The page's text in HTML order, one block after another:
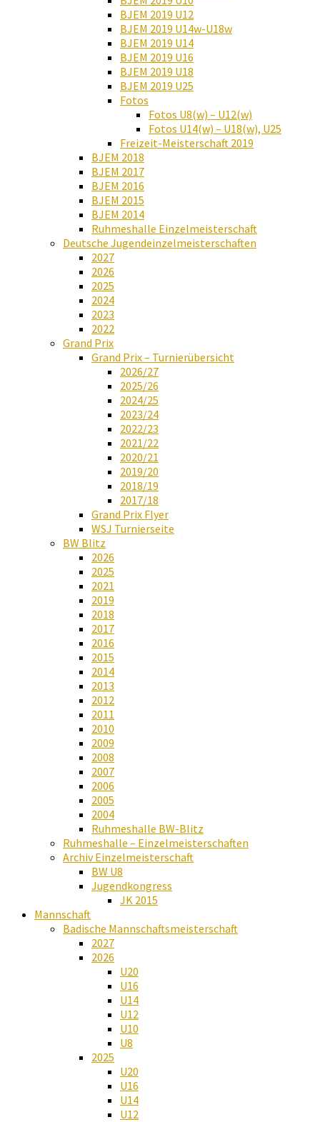
BJEM 2019 U12
BJEM 2019 U14w-U18w
BJEM 2019 U14
BJEM 2019 U16
BJEM 2019 U18
BJEM 2019 U25
Fotos
Fotos U8(w) – U12(w)
Fotos U14(w) – U18(w), U25
Freizeit-Meisterschaft 2019
BJEM 2018
BJEM 2017
BJEM 2016
BJEM 2015
BJEM 2014
Ruhmeshalle Einzelmeisterschaft
Deutsche Jugendeinzelmeisterschaften
2027
2026
2025
2024
2023
2022
Grand Prix
Grand Prix – Turnierübersicht
2026/27
2025/26
2024/25
2023/24
2022/23
2021/22
2020/21
2019/20
2018/19
2017/18
Grand Prix Flyer
WSJ Turnierseite
BW Blitz
2026
2025
2021
2019
2018
2017
2016
2015
2014
2013
2012
2011
2010
2009
2008
2007
2006
2005
2004
Ruhmeshalle BW-Blitz
Ruhmeshalle – Einzelmeisterschaften
Archiv Einzelmeisterschaft
BW U8
Jugendkongress
JK 2015
Mannschaft
Badische Mannschaftsmeisterschaft
2027
2026
U20
U16
U14
U12
U10
U8
2025
U20
U16
U14
U12